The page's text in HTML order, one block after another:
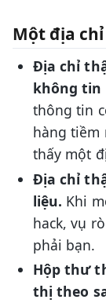
Một địa
Địa chỉ
không
thông tin
hàng tiềm
thấy một
Địa chỉ
liệu. Khi
hack, vụ
phải bạn.
Hộp thư
thị theo